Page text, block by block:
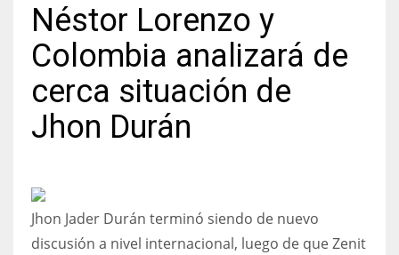
24
Néstor Lorenzo y
Colombia analizará de
cerca situación de
Jhon Durán
Jhon Jader Durán terminó siendo de nuevo
discusión a nivel internacional, luego de que Zenit